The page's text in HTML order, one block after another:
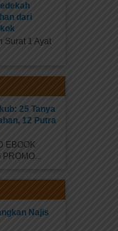
dari
Surat 1 Ayat
25 Tanya
12 Putra
EBOOK
PROMO...
Najis